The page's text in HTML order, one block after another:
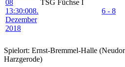
08
13:30:008.
Dezember
2018
TSG Füchse I
6 - 8
Spielort: Ernst-Bremmel-Halle
Harzgerode)